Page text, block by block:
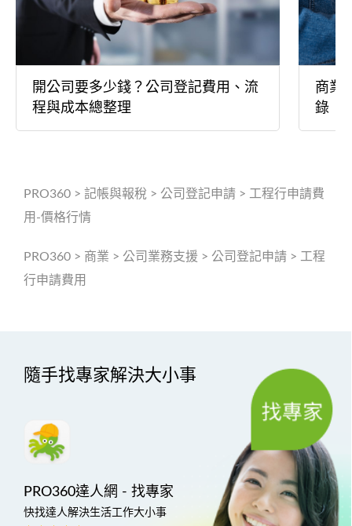
開公司要多少錢？公司登記費用、流
程與成本總整理
商業
錄
PRO360 > 記帳與報稅 > 公司登記申請 > 工程行申請費
用-價格行情
PRO360 > 商業 > 公司業務支援 > 公司登記申請 > 工程
行申請費用
隨手找專家解決大小事
PRO360達人網 - 找專家
快找達人解決生活工作大小事